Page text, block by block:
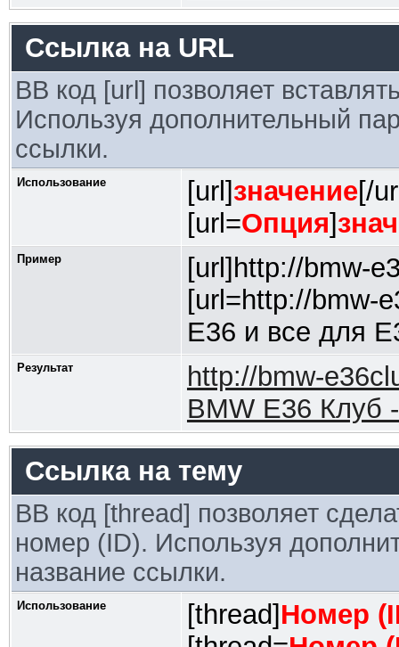
Ссылка на URL
BB код [url] позволяет
Используя дополнительный
ссылки.
Использование [url]значение[/
[url=Опция]
Пример
[url]http://bmw-
[url=http://bmw-
Е36 и все для
Результат
http://bmw-
BMW E36 Клуб
Ссылка на тему
BB код [thread] позволяет
номер (ID). Используя
название ссылки.
Использование [thread] Номер